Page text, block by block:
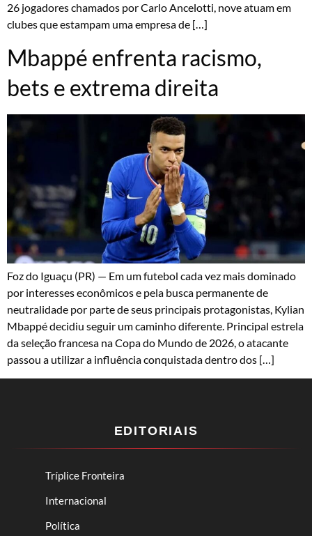
26 jogadores chamados por Carlo Ancelotti, nove atuam em
clubes que estampam uma empresa de […]
Mbappé enfrenta racismo,
bets e extrema direita
Foz do Iguaçu (PR) — Em um futebol cada vez mais dominado
por interesses econômicos e pela busca permanente de
neutralidade por parte de seus principais protagonistas, Kylian
Mbappé decidiu seguir um caminho diferente. Principal estrela
da seleção francesa na Copa do Mundo de 2026, o atacante
passou a utilizar a influência conquistada dentro dos […]
EDITORIAIS
Tríplice Fronteira
Internacional
Política